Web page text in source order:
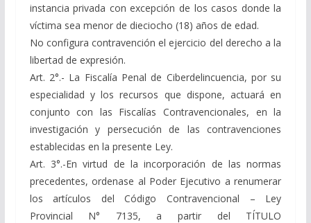
instancia privada con excepción de los casos donde la
víctima sea menor de dieciocho (18) años de edad.
No configura contravención el ejercicio del derecho a la
libertad de expresión.
Art. 2°.- La Fiscalía Penal de Ciberdelincuencia, por su
especialidad y los recursos que dispone, actuará en
conjunto con las Fiscalías Contravencionales, en la
investigación y persecución de las contravenciones
establecidas en la presente Ley.
Art. 3°.-En virtud de la incorporación de las normas
precedentes, ordenase al Poder Ejecutivo a renumerar
los artículos del Código Contravencional – Ley
Provincial N° 7135, a partir del TÍTULO